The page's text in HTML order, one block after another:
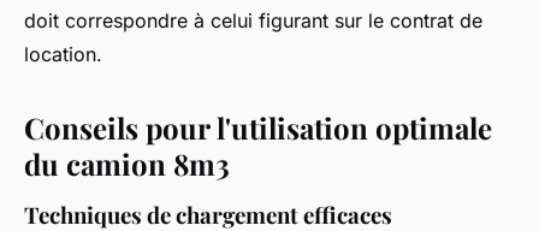
doit correspondre à celui figurant sur le contrat de
location.
Conseils pour l'utilisation optimale
du camion 8m3
Techniques de chargement efficaces